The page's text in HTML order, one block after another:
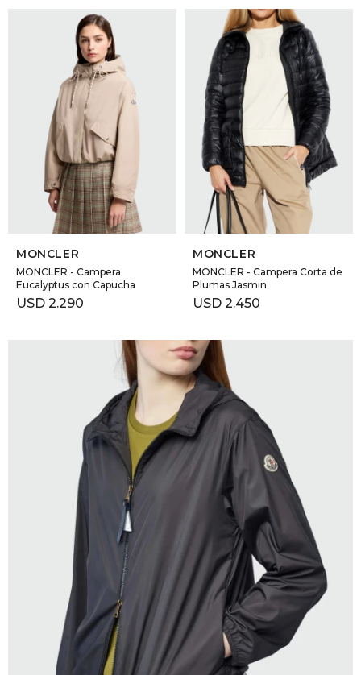
SELECCIONAR TALLE
MONCLER
MONCLER - Campera
Eucalyptus con Capucha
USD 2.290
SELECCIONAR TALLE
MONCLER
MONCLER - Campera Corta de
Plumas Jasmin
USD 2.450